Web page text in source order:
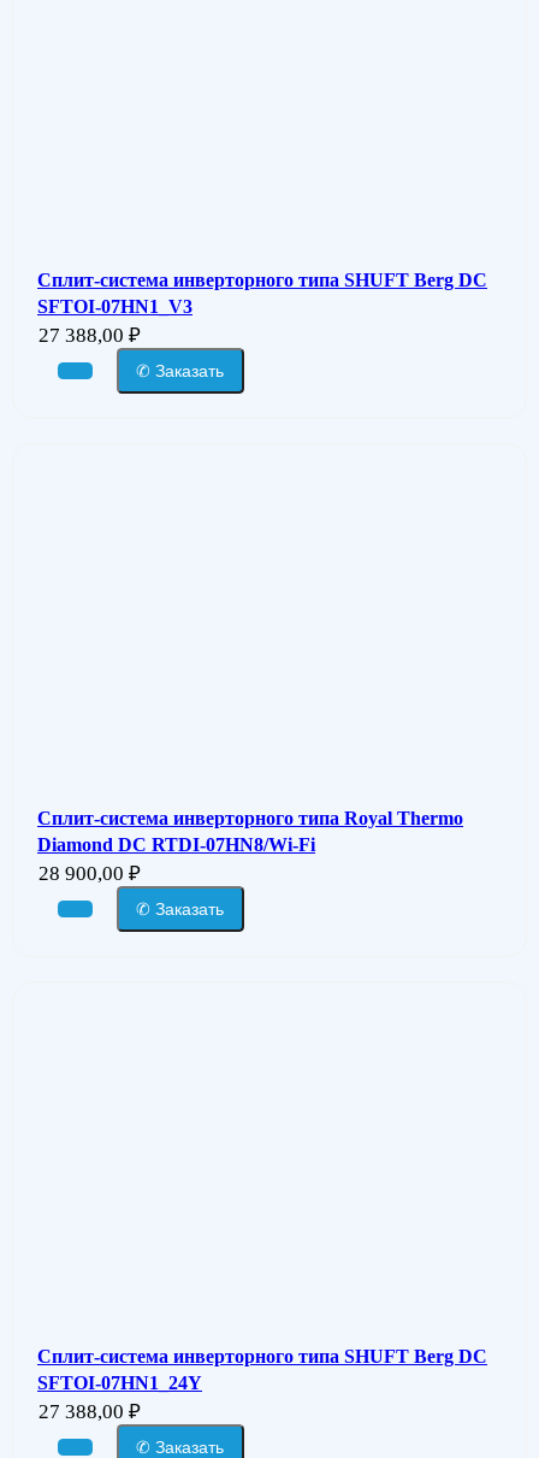
Сплит-система инверторного типа SHUFT Berg DC
SFTOI-07HN1_V3
27 388,00 ₽
✆ Заказать
Сплит-система инверторного типа Royal Thermo
Diamond DC RTDI-07HN8/Wi-Fi
28 900,00 ₽
✆ Заказать
Сплит-система инверторного типа SHUFT Berg DC
SFTOI-07HN1_24Y
27 388,00 ₽
✆ Заказать